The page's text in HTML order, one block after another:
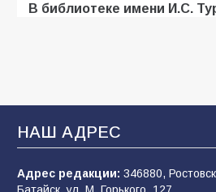
В библиотеке имени И.С.
В Батайске продолжаются
107 04.08.2026
НАШ АДРЕС
Адрес редакции: 346880,